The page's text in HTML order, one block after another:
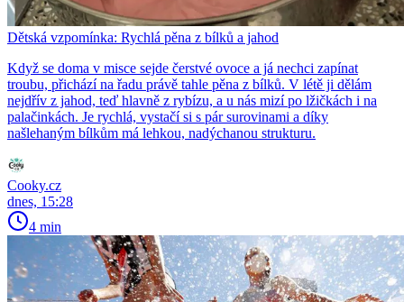
Dětská vzpomínka: Rychlá pěna z bílků a jahod
Když se doma v misce sejde čerstvé ovoce a já nechci zapínat
troubu, přichází na řadu právě tahle pěna z bílků. V létě ji dělám
nejdřív z jahod, teď hlavně z rybízu, a u nás mizí po lžičkách i na
palačinkách. Je rychlá, vystačí si s pár surovinami a díky
našlehaným bílkům má lehkou, nadýchanou strukturu.
Cooky.cz
dnes, 15:28
4 min